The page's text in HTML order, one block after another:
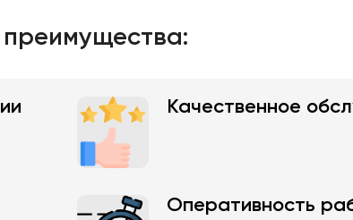
Качественное
Оперативность